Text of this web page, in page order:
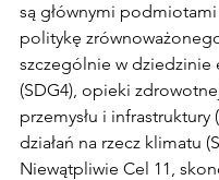
są głównymi
politykę
szczególnie w dziedzinie
(SDG4), opieki
przemysłu i infrastruktury
działań na rzecz klimatu
Niewątpliwie Cel 11,